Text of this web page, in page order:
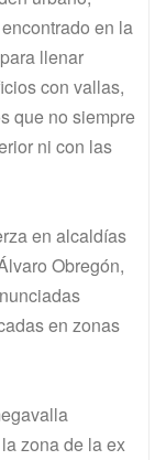
en la
llenar
con vallas,
que no siempre
ni con las
en alcaldías
Obregón,
en zonas
zona de la ex